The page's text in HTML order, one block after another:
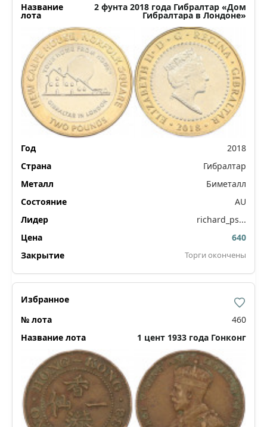
2 фунта 2018 года Гибралтар «Дом
Гибралтара в Лондоне»
2018
Гибралтар
Биметалл
AU
richard_ps...
640
Торги окончены
460
1 цент 1933 года Гонконг